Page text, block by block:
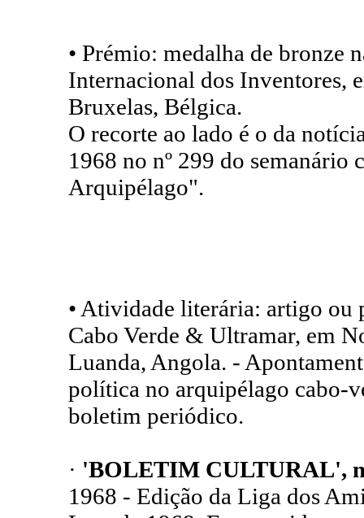
• Prémio: medalha de bronze
Internacional dos Inventores,
Bruxelas, Bélgica.
O recorte ao lado é o da
1968 no nº 299 do semanário
Arquipélago".
• Atividade literária: artigo ou
Cabo Verde & Ultramar, em
Luanda, Angola. -
política no arquipélago cabo-
boletim periódico.
· 'BOLETIM CULTURAL',
1968 - Edição da Liga dos